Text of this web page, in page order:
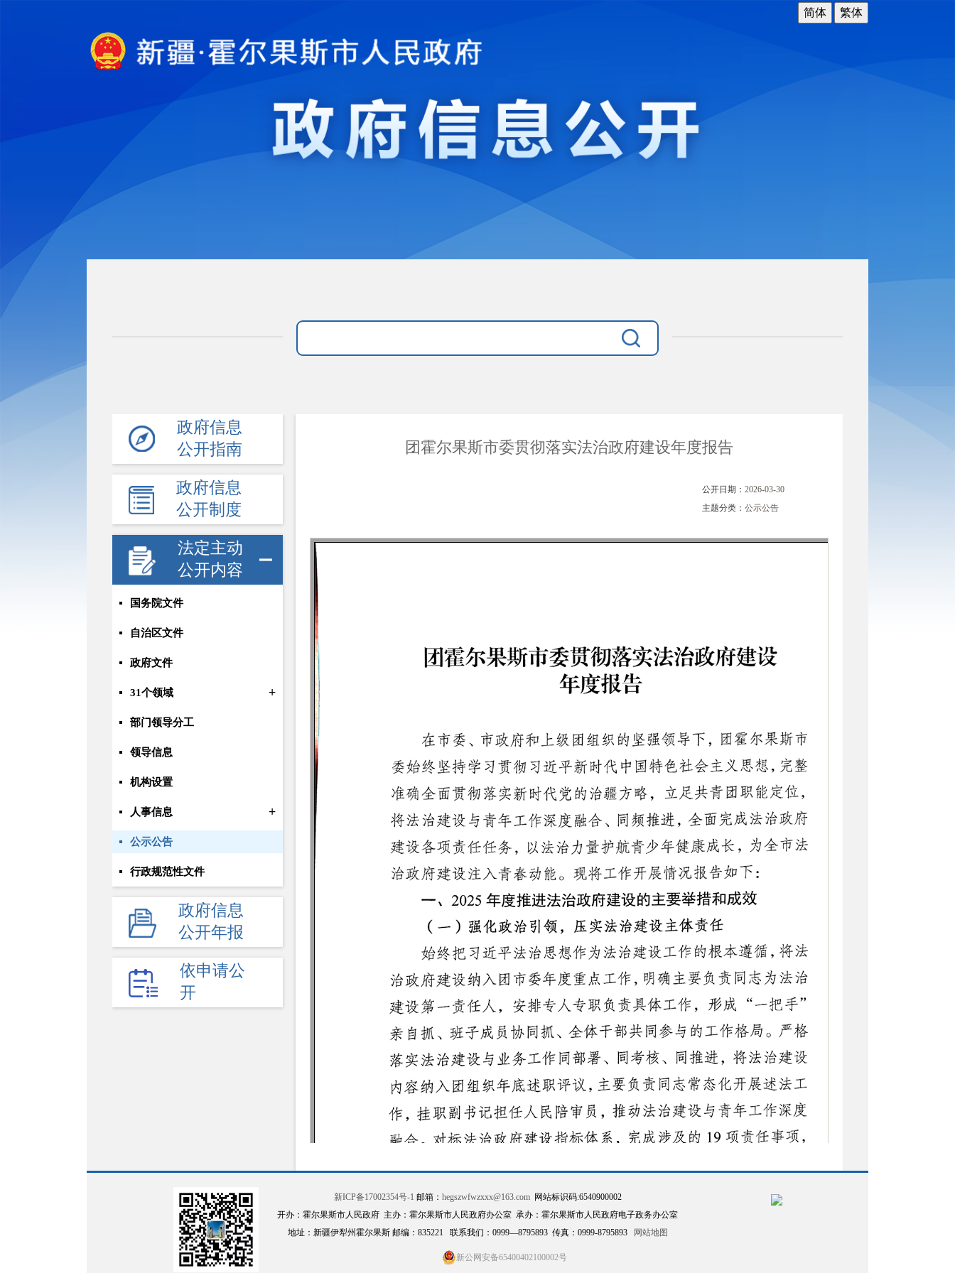
政府信息
公开指南
政府信息
公开制度
法定主动
公开内容
国务院文件
自治区文件
政府文件
31个领域 +
部门领导分工
领导信息
机构设置
人事信息 +
公示公告
行政规范性文件
+
应急管理
权责清单
财政预决算
重点领域
行政事业性收费
政府信息
公开年报
依申请公
开
团霍尔果斯市委贯彻落实法治政府建设年度报告
公开日期： 2026-03-30
主题分类： 公示公告
新ICP备17002354号-1 邮箱： hegszwfwzxxx@163.com网站标识码:6540900002
开办：霍尔果斯市人民政府 主办：霍尔果斯市人民政府办公室 承办：霍尔果斯市人民政府电子政务办公室
地址：新疆伊犁州霍尔果斯 邮编：835221 联系我们：0999—8795893 传真：0999-8795893
网站地图
新公网安备65400402100002号